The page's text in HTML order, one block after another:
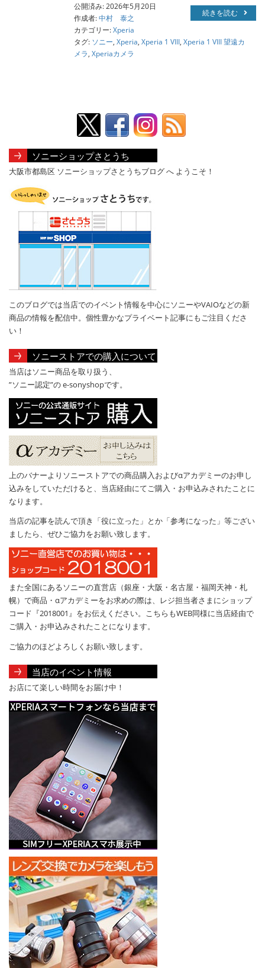
続きを読む
公開済み: 2026年5月20日
作成者:中村 泰之
カテゴリー:Xperia
タグ: ソニー, Xperia, Xperia 1 VIII, Xperia 1 VIII 望遠カ
メラ, Xperiaカメラ
ソニーショップさとうち
大阪市都島区 ソニーショップさとうちブログ へ ようこそ！
このブログでは当店でのイベント情報を中心にソニーやVAIOなどの新
商品の情報を配信中。個性豊かなプライベート記事にもご注目くださ
い！
ソニーストアでの購入について
当店はソニー商品を取り扱う、
”ソニー認定”の e-sonyshopです。
上のバナーよりソニーストアでの商品購入およびαアカデミーのお申し
込みをしていただけると、当店経由にてご購入・お申込みされたことに
なります。
当店の記事を読んで頂き「役に立った」とか「参考になった」等ござい
ましたら、ぜひご協力をお願い致します。
また全国にあるソニーの直営店（銀座・大阪・名古屋・福岡天神・札
幌）で商品・αアカデミーをお求めの際は、レジ担当者さまにショップ
コード『2018001』をお伝えください。こちらもWEB同様に当店経由で
ご購入・お申込みされたことになります。
ご協力のほどよろしくお願い致します。
当店のイベント情報
お店にて楽しい時間をお届け中！